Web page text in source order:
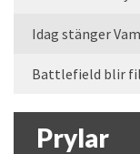
Idag stänger
Battlefield blir
Prylar